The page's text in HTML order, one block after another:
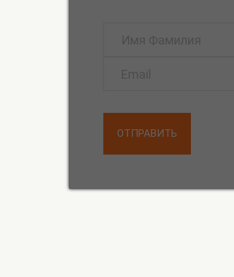
ОТПРАВИТЬ